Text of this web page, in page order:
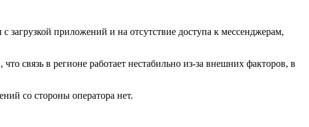
приложений и на отсутствие доступа к мессенджерам,
связь в регионе работает нестабильно из-за внешних факторов, в
со стороны оператора нет.